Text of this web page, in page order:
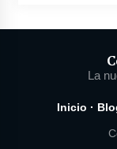
La
Inicio ·